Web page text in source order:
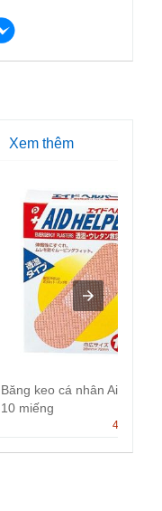
Xem thêm
Băng keo cá nhân Aid
10 miếng
45,000.00